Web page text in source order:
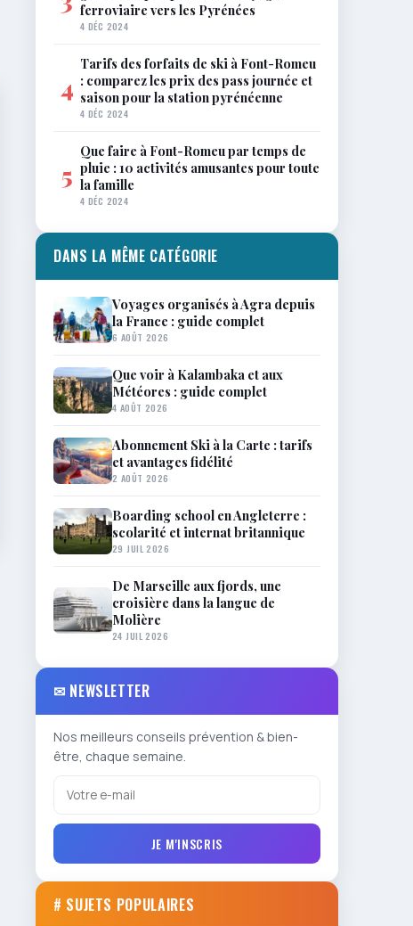
ferroviaire vers les Pyrénées
4 DÉC 2024
4
Tarifs des forfaits de ski à Font-Romeu
: comparez les prix des pass journée et
saison pour la station pyrénéenne
4 DÉC 2024
5
Que faire à Font-Romeu par temps de
pluie : 10 activités amusantes pour toute
la famille
4 DÉC 2024
DANS LA MÊME CATÉGORIE
Voyages organisés à Agra depuis
la France : guide complet
6 AOÛT 2026
Que voir à Kalambaka et aux
Météores : guide complet
4 AOÛT 2026
Abonnement Ski à la Carte : tarifs
et avantages fidélité
2 AOÛT 2026
Boarding school en Angleterre :
scolarité et internat britannique
29 JUIL 2026
De Marseille aux fjords, une
croisière dans la langue de
Molière
24 JUIL 2026
✉ NEWSLETTER
Nos meilleurs conseils prévention & bien-
être, chaque semaine.
JE M'INSCRIS
# SUJETS POPULAIRES